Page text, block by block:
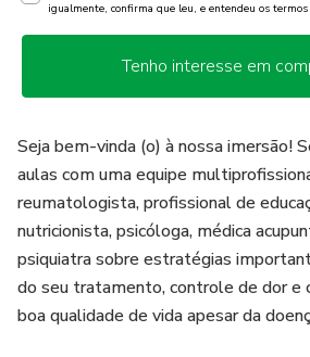
igualmente, confirma que leu, e entendeu os termos
Tenho interesse em
Seja bem-vinda (o) à nossa imersão!
aulas com uma equipe
reumatologista, profissional de
nutricionista, psicóloga, médica
psiquiatra sobre estratégias
do seu tratamento, controle de dor e
boa qualidade de vida apesar da